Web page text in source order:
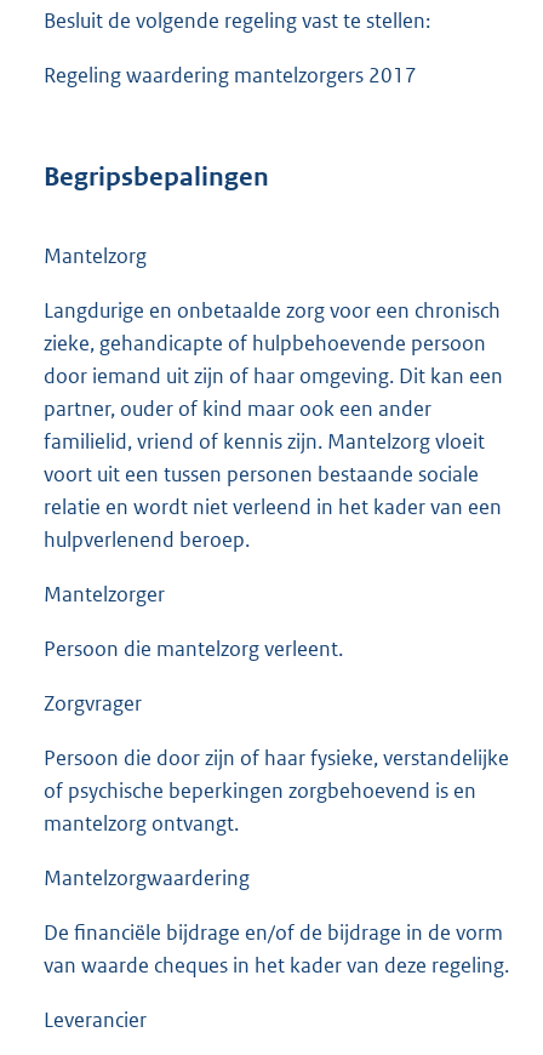
Besluit de volgende regeling vast te stellen:
Regeling waardering mantelzorgers 2017
Begripsbepalingen
Mantelzorg
Langdurige en onbetaalde zorg voor een chronisch
zieke, gehandicapte of hulpbehoevende persoon
door iemand uit zijn of haar omgeving. Dit kan een
partner, ouder of kind maar ook een ander
familielid, vriend of kennis zijn. Mantelzorg vloeit
voort uit een tussen personen bestaande sociale
relatie en wordt niet verleend in het kader van een
hulpverlenend beroep.
Mantelzorger
Persoon die mantelzorg verleent.
Zorgvrager
Persoon die door zijn of haar fysieke, verstandelijke
of psychische beperkingen zorgbehoevend is en
mantelzorg ontvangt.
Mantelzorgwaardering
De financiële bijdrage en/of de bijdrage in de vorm
van waarde cheques in het kader van deze regeling.
Leverancier